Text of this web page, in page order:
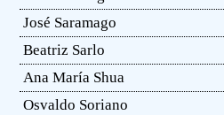
José Saramago
Beatriz Sarlo
Ana María Shua
Osvaldo Soriano